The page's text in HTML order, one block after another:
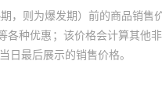
，则为爆发期）前的商品销售
各种优惠；该价格会计算其他
最后展示的销售价格。